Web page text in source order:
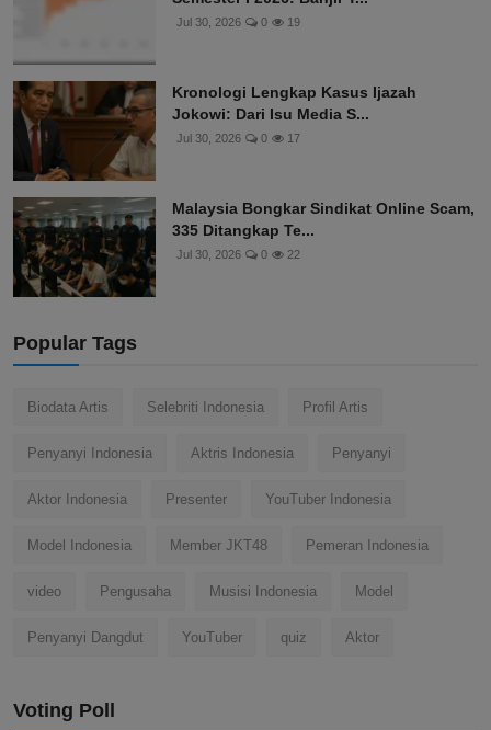
Jul 30, 2026 0 19
Kronologi Lengkap Kasus Ijazah
Jokowi: Dari Isu Media S...
Jul 30, 2026 0 17
Malaysia Bongkar Sindikat Online Scam,
335 Ditangkap Te...
Jul 30, 2026 0 22
Popular Tags
Biodata Artis Selebriti Indonesia Profil Artis
Penyanyi Indonesia Aktris Indonesia Penyanyi
Aktor Indonesia Presenter YouTuber Indonesia
Model Indonesia Member JKT48 Pemeran Indonesia
video Pengusaha Musisi Indonesia Model
Penyanyi Dangdut YouTuber quiz Aktor
Voting Poll